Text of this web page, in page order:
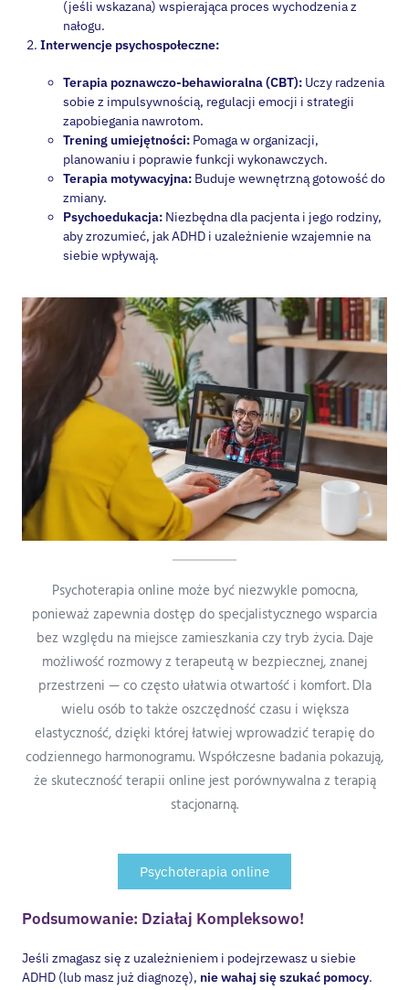
nałogu.
Interwencje psychospołeczne:
sobie z impulsywnością, regulacji emocji i strategii
zapobiegania nawrotom.
Trening umiejętności:Pomaga w organizacji,
planowaniu i poprawie funkcji wykonawczych.
Terapia motywacyjna: Buduje wewnętrzną gotowość do
zmiany.
Psychoedukacja:
aby zrozumieć, jak ADHD i uzależnienie wzajemnie na
siebie wpływają.
ponieważ zapewnia dostęp do specjalistycznego wsparcia
bez względu na miejsce zamieszkania czy tryb życia. Daje
możliwość rozmowy z terapeutą w bezpiecznej, znanej
przestrzeni — co często ułatwia otwartość i komfort. Dla
wielu osób to także oszczędność czasu i większa
elastyczność, dzięki której łatwiej wprowadzić terapię do
codziennego harmonogramu. Współczesne badania pokazują,
że skuteczność terapii online jest porównywalna z terapią
stacjonarną.
Psychoterapia online
ADHD (lub masz już diagnozę),nie wahaj się szukać pomocy
Kluczowe jest znalezienie specjalistów, którzy oferują